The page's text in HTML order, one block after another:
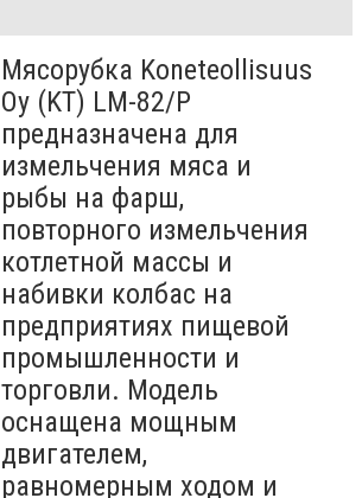
Мясорубка Koneteollisuus
Oy (KT)​ LM-82/P
предназначена для
измельчения мяса и
рыбы на фарш,
повторного измельчения
котлетной массы и
набивки колбас на
предприятиях пищевой
промышленности и
торговли. Модель
оснащена мощным
двигателем,
равномерным ходом и